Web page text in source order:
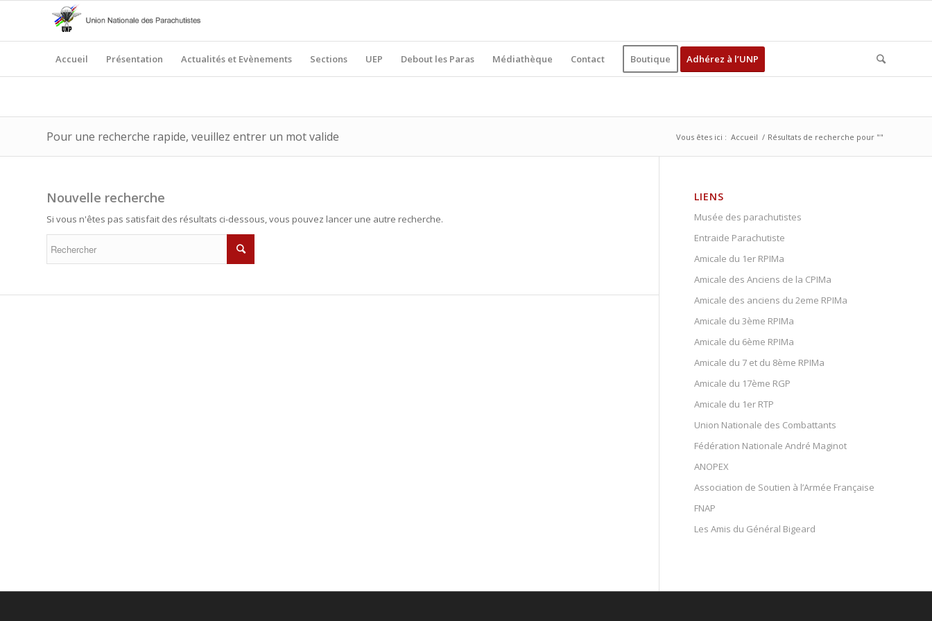
Accueil Présentation Actualités et Evènements Sections UEP Debout les Paras Médiathèque Contact Boutique Adhérez à l’UNP
Pour une recherche rapide, veuillez entrer un mot valide Vous êtes ici : Accueil / Résultats de recherche pour ""
Nouvelle recherche
Si vous n'êtes pas satisfait des résultats ci-dessous, vous pouvez lancer une autre recherche.
LIENS
Musée des parachutistes
Entraide Parachutiste
Amicale du 1er RPIMa
Amicale des Anciens de la CPIMa
Amicale des anciens du 2eme RPIMa
Amicale du 3ème RPIMa
Amicale du 6ème RPIMa
Amicale du 7 et du 8ème RPIMa
Amicale du 17ème RGP
Amicale du 1er RTP
Union Nationale des Combattants
Fédération Nationale André Maginot
ANOPEX
Association de Soutien à l’Armée Française
FNAP
Les Amis du Général Bigeard